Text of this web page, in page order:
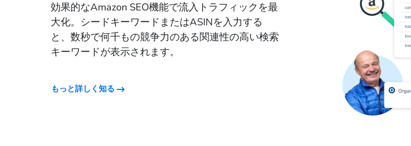
効果的なAmazon SEO機能で流入トラフィックを最
大化。シードキーワードまたはASINを入力する
と、数秒で何千もの競争力のある関連性の高い検索
キーワードが表示されます。
もっと詳しく知る